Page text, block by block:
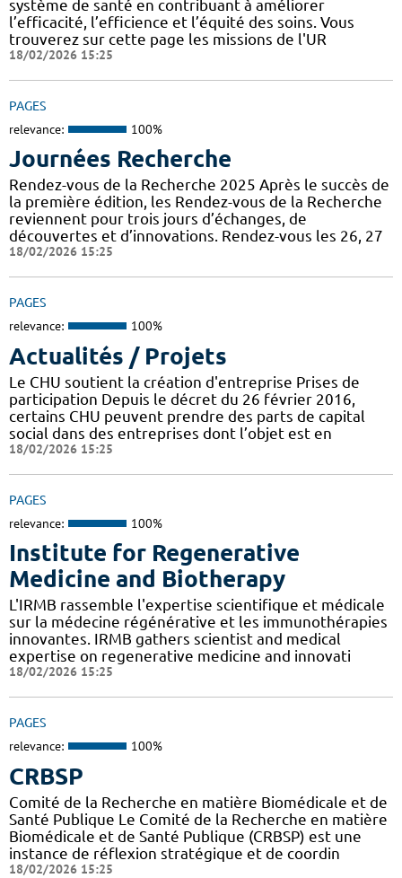
système de santé en contribuant à améliorer
l’efficacité, l’efficience et l’équité des soins. Vous
trouverez sur cette page les missions de l'UR
18/02/2026 15:25
PAGES
relevance: 100%
Journées Recherche
Rendez-vous de la Recherche 2025 Après le succès de
la première édition, les Rendez-vous de la Recherche
reviennent pour trois jours d’échanges, de
découvertes et d’innovations. Rendez-vous les 26, 27
18/02/2026 15:25
PAGES
relevance: 100%
Actualités / Projets
Le CHU soutient la création d'entreprise Prises de
participation Depuis le décret du 26 février 2016,
certains CHU peuvent prendre des parts de capital
social dans des entreprises dont l’objet est en
18/02/2026 15:25
PAGES
relevance: 100%
Institute for Regenerative
Medicine and Biotherapy
L'IRMB rassemble l'expertise scientifique et médicale
sur la médecine régénérative et les immunothérapies
innovantes. IRMB gathers scientist and medical
expertise on regenerative medicine and innovati
18/02/2026 15:25
PAGES
relevance: 100%
CRBSP
Comité de la Recherche en matière Biomédicale et de
Santé Publique Le Comité de la Recherche en matière
Biomédicale et de Santé Publique (CRBSP) est une
instance de réflexion stratégique et de coordin
18/02/2026 15:25